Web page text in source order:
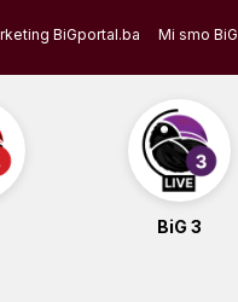
BiGportal.ba Mi smo BiG
BiG 3